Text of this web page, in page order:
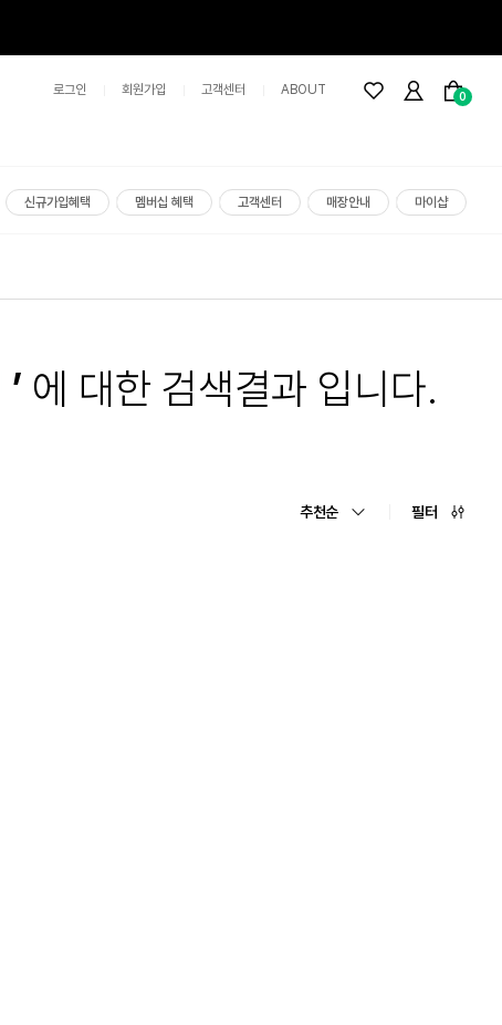
로그인 회원가입 고객센터 ABOUT 0
신규가입혜택 멤버십 혜택 고객센터 매장안내 마이샵
’ 에 대한 검색결과 입니다.
추천순 필터